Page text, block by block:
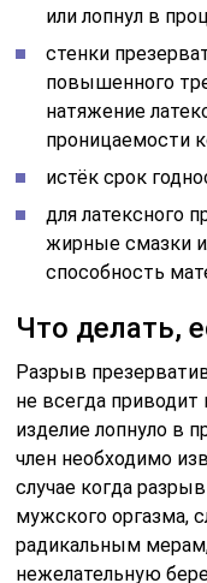
или лопнул в
стенки
повышенного
натяжение
проницаемости
истёк срок
для латексного
жирные смазки
способность
Что делать,
Разрыв
не всегда приводит
изделие лопнуло в
член необходимо
случае когда
мужского оргазма,
радикальным
нежелательную